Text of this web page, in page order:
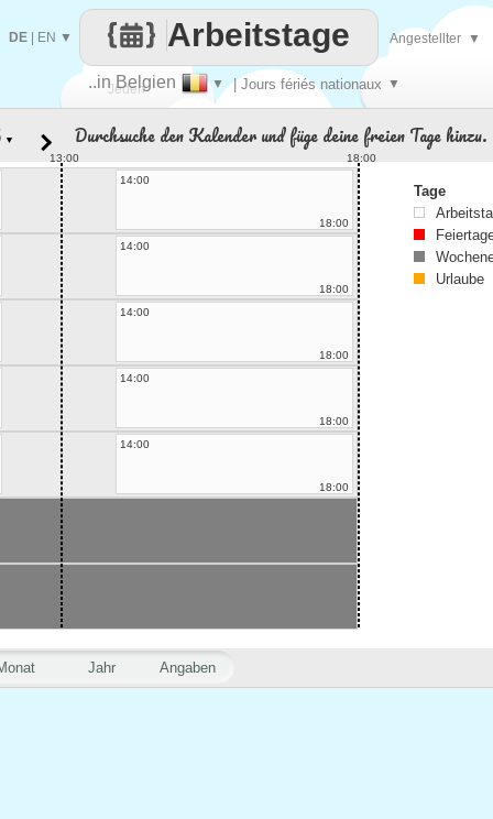
Jeden
..in Belgien ▼ | Jours fériés nationaux ▼
Arbeitstage
DE EN ▼ Angestellter ▼
Jahr Angaben
▼ Durchsuche den Kalender und füge deine freien Tage hinzu.
13:00
18:00
14:00
18:00
14:00
18:00
14:00
18:00
14:00
18:00
14:00
18:00
Tage
Urlaube